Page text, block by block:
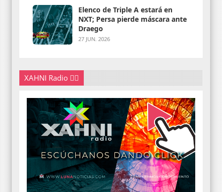
Elenco de Triple A estará en
NXT; Persa pierde máscara ante
Draego
27 JUN. 2026
XAHNI Radio 👇🏽